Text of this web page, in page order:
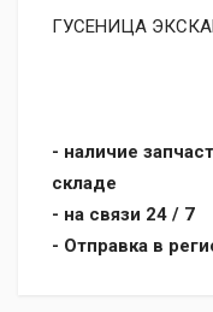
ГУСЕНИЦА
- наличие
складе
- на связи 24 / 7
- Отправка в